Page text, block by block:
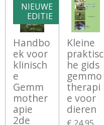
NIEUWE
EDITIE
Handbo
ek voor
klinisch
e
Gemm
mother
apie
2de
Kleine
praktisc
he gids
gemmo
therapi
e voor
dieren